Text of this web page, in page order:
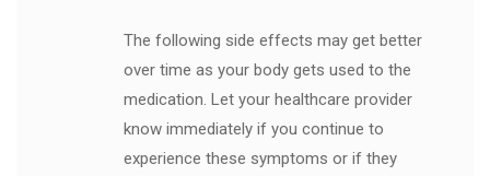
The following side effects may get better
over time as your body gets used to the
medication. Let your healthcare provider
know immediately if you continue to
experience these symptoms or if they